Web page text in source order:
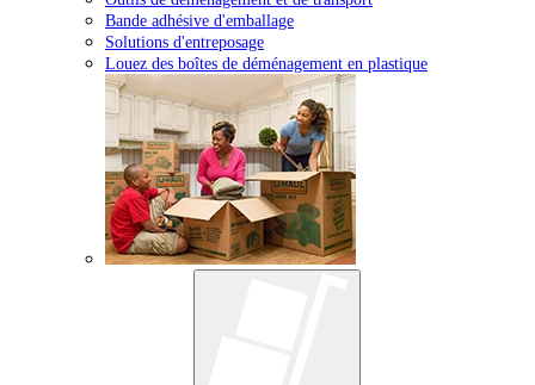
Bande adhésive d'emballage
Solutions d'entreposage
Louez des boîtes de déménagement en plastique